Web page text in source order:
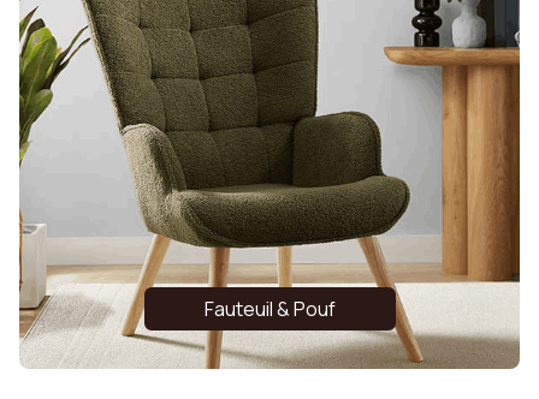
Fauteuil & Pouf